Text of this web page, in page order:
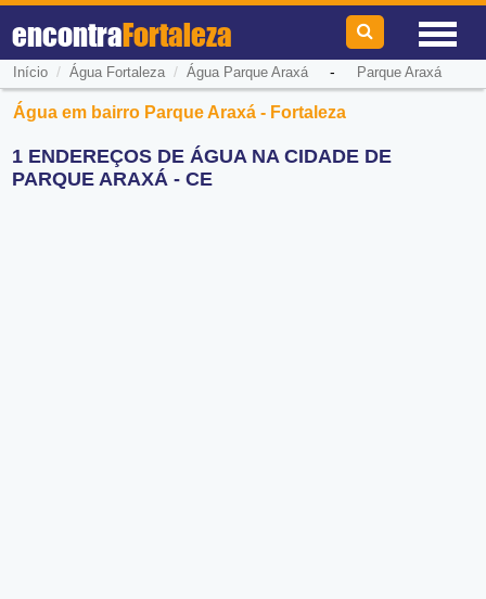
encontraFortaleza
Início / Água Fortaleza/ Água Parque Araxá- Parque Araxá
Água em bairro Parque Araxá - Fortaleza
1 ENDEREÇOS DE ÁGUA NA CIDADE DE
PARQUE ARAXÁ - CE